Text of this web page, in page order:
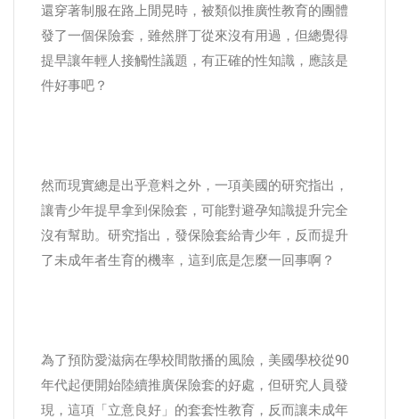
還穿著制服在路上閒晃時，被類似推廣性教育的團體
發了一個保險套，雖然胖丁從來沒有用過，但總覺得
提早讓年輕人接觸性議題，有正確的性知識，應該是
件好事吧？
然而現實總是出乎意料之外，一項美國的研究指出，
讓青少年提早拿到保險套，可能對避孕知識提升完全
沒有幫助。研究指出，發保險套給青少年，反而提升
了未成年者生育的機率，這到底是怎麼一回事啊？
為了預防愛滋病在學校間散播的風險，美國學校從90
年代起便開始陸續推廣保險套的好處，但研究人員發
現，這項「立意良好」的套套性教育，反而讓未成年